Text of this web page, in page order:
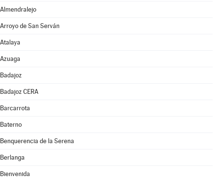
Almendralejo
Arroyo de San Serván
Atalaya
Azuaga
Badajoz
Badajoz CERA
Barcarrota
Baterno
Benquerencia de la Serena
Berlanga
Bienvenida